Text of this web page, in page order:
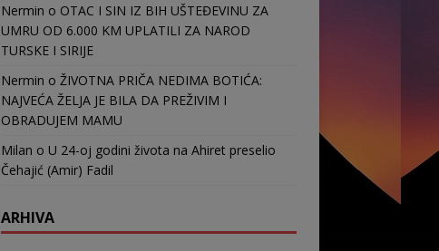
Nermin o OTAC I SIN IZ BIH UŠTEĐEVINU ZA
UMRU OD 6.000 KM UPLATILI ZA NAROD
TURSKE I SIRIJE
Nermin o ŽIVOTNA PRIČA NEDIMA BOTIĆA:
NAJVEĆA ŽELJA JE BILA DA PREŽIVIM I
OBRADUJEM MAMU
Milan o U 24-oj godini života na Ahiret preselio
Čehajić (Amir) Fadil
ARHIVA